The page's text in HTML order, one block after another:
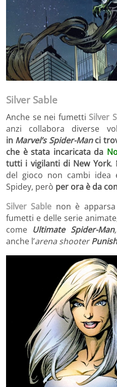
Silver Sable
Anche se nei fumetti Silver
anzi collabora diverse
in Marvel’s Spider-Manci
che è stata incaricata da
tutti i vigilanti di New York.
del gioco non cambi
Spidey, però per ora è da
Silver Sable non è
fumetti e delle serie
come Ultimate Spider-Man,
anche l’arena shooter